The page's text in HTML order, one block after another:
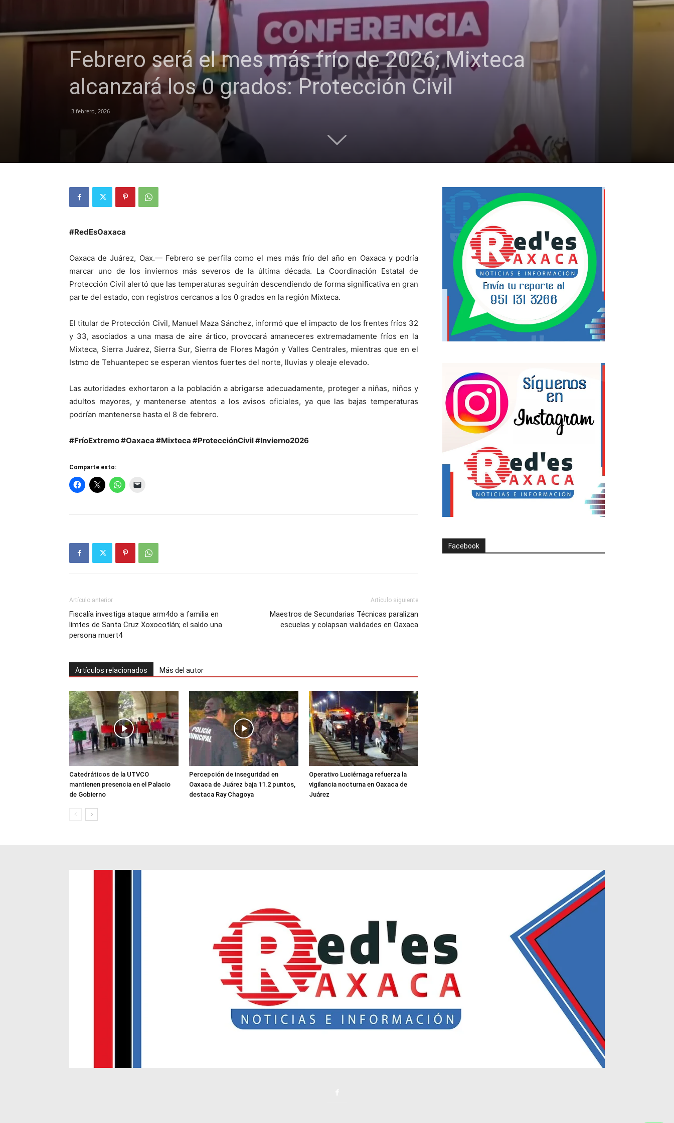
Febrero será el mes más frío de 2026; Mixteca
alcanzará los 0 grados: Protección Civil
3 febrero, 2026
#RedEsOaxaca
Oaxaca de Juárez, Oax.— Febrero se perfila como el mes más frío del año en Oaxaca y podría
marcar uno de los inviernos más severos de la última década. La Coordinación Estatal de
Protección Civil alertó que las temperaturas seguirán descendiendo de forma significativa en gran
parte del estado, con registros cercanos a los 0 grados en la región Mixteca.
El titular de Protección Civil, Manuel Maza Sánchez, informó que el impacto de los frentes fríos 32
y 33, asociados a una masa de aire ártico, provocará amaneceres extremadamente fríos en la
Mixteca, Sierra Juárez, Sierra Sur, Sierra de Flores Magón y Valles Centrales, mientras que en el
Istmo de Tehuantepec se esperan vientos fuertes del norte, lluvias y oleaje elevado.
Las autoridades exhortaron a la población a abrigarse adecuadamente, proteger a niñas, niños y
adultos mayores, y mantenerse atentos a los avisos oficiales, ya que las bajas temperaturas
podrían mantenerse hasta el 8 de febrero.
#FríoExtremo #Oaxaca #Mixteca #ProtecciónCivil #Invierno2026
Comparte esto:
Artículo anterior
Fiscalía investiga ataque arm4do a familia en
límtes de Santa Cruz Xoxocotlán; el saldo una
persona muert4
Artículo siguiente
Maestros de Secundarias Técnicas paralizan
escuelas y colapsan vialidades en Oaxaca
Artículos relacionados Más del autor
Catedráticos de la UTVCO
mantienen presencia en el Palacio
de Gobierno
Percepción de inseguridad en
Oaxaca de Juárez baja 11.2 puntos,
destaca Ray Chagoya
Operativo Luciérnaga refuerza la
vigilancia nocturna en Oaxaca de
Juárez
Facebook